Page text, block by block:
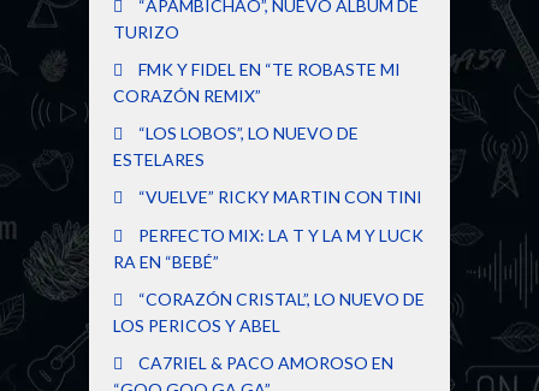
“APAMBICHAO”, NUEVO ÁLBUM DE
TURIZO
FMK Y FIDEL EN “TE ROBASTE MI
CORAZÓN REMIX”
“LOS LOBOS”, LO NUEVO DE
ESTELARES
“VUELVE” RICKY MARTIN CON TINI
PERFECTO MIX: LA T Y LA M Y LUCK
RA EN “BEBÉ”
“CORAZÓN CRISTAL”, LO NUEVO DE
LOS PERICOS Y ABEL
CA7RIEL & PACO AMOROSO EN